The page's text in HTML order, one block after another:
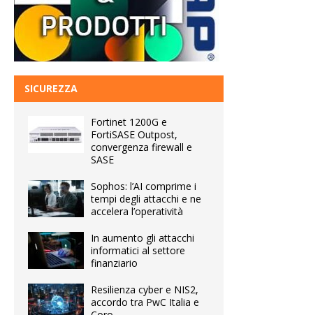
SICUREZZA
Fortinet 1200G e
FortiSASE Outpost,
convergenza firewall e
SASE
Sophos: l’AI comprime i
tempi degli attacchi e ne
accelera l’operatività
In aumento gli attacchi
informatici al settore
finanziario
Resilienza cyber e NIS2,
accordo tra PwC Italia e